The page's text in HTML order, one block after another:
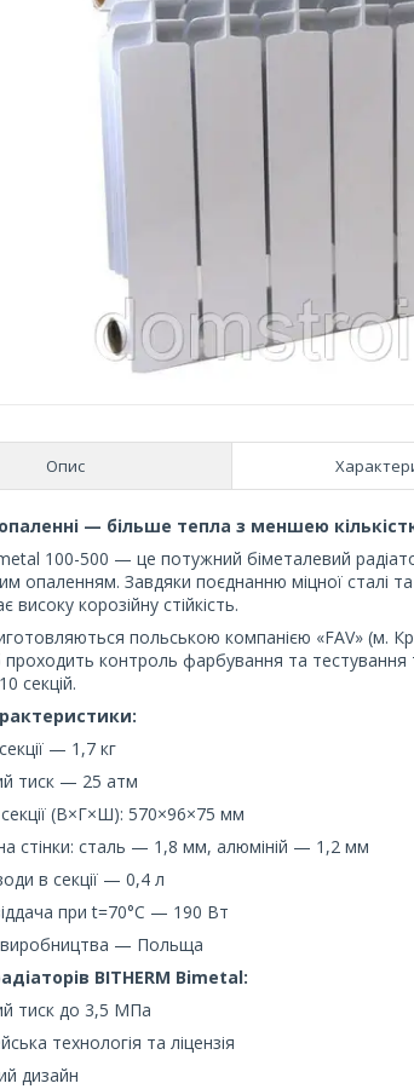
Опис
— більше тепла з меншею
100-500 — це потужний біметалевий
опаленням. Завдяки поєднанню міцної сталі
високу корозійну стійкість.
польською компанією «FAV» (м.
проходить контроль фарбування та
секцій.
— 1,7 кг
тиск — 25 атм
(В×Г×Ш): 570×96×75 мм
стінки: сталь — 1,8 мм, алюміній — 1,2 мм
в секції — 0,4 л
при t=70°C — 190 Вт
виробництва — Польща
BITHERM Bimetal:
тиск до 3,5 МПа
технологія та ліцензія
дизайн